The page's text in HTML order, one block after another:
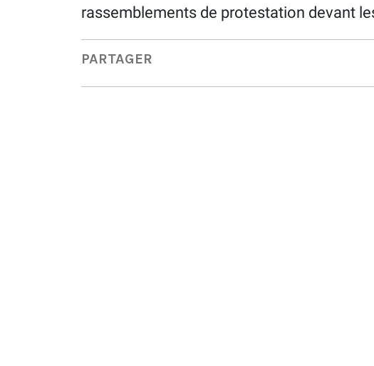
rassemblements de protestation devant
PARTAGER